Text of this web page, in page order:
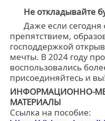
Не откладывайте
Даже если
препятствием,
господдержкой
мечты. В 2024 году
воспользовались
присоединяйтесь и
ИНФОРМАЦИОННО-
МАТЕРИАЛЫ
Ссылка на пособие: